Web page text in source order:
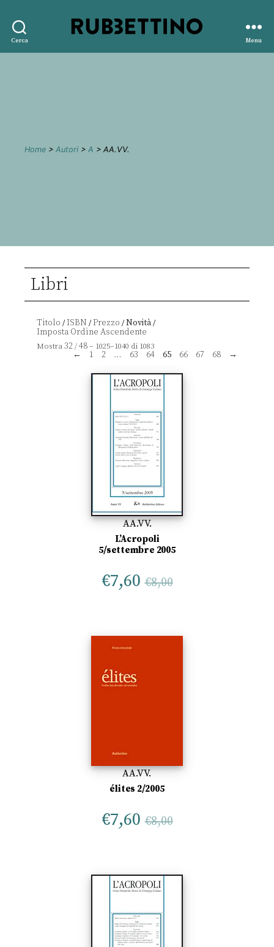
Cerca
editore
Menu
Home > Autori > A > AA.VV.
Libri
Titolo /ISBN /Prezzo /Novità/
Mostra32/48– 1025–1040 di 1083
← 1 2 … 63 64 65 66 67 68 →
AA.VV.
L’Acropoli
5/settembre 2005
€7,60 €8,00
AA.VV.
élites 2/2005
€7,60 €8,00